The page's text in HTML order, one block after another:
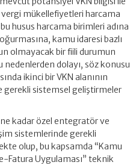
vergi mükellefiyetleri harcama
husus harcama birimleri adına
kamu idaresi bazlı
olmayacak bir fiili durumun
nedenlerden dolayı, söz konusu
ikinci bir VKN alanının
gerekli sistemsel geliştirmeler
kadar özel entegratör ve
sistemlerinde gerekli
olup, bu kapsamda “Kamu
Fatura Uygulaması” teknik